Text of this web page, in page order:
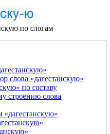
по слогам
слова «дагестанскую»
по составу
строению слова